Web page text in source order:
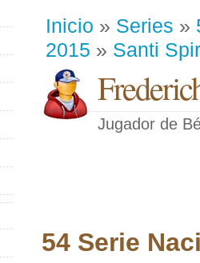
Inicio » Series »
2015 » Santi
Jugador de
54 Serie